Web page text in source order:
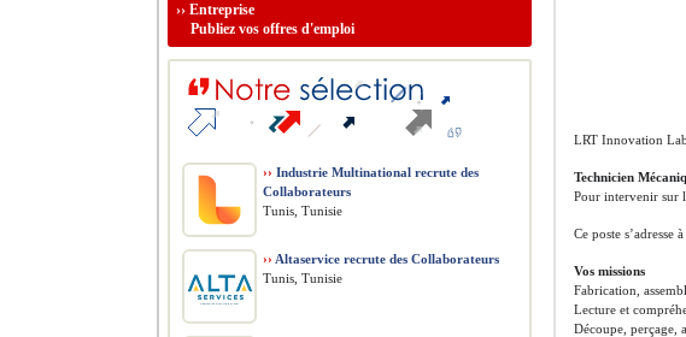
LRT Innovation
Technicien
Pour intervenir sur
Ce poste
Vos missions
Fabrication,
Lecture et
Découpe, perçage,
›› Entreprise
Publiez vos offres d'emploi
›› Industrie Multinational recrute des
Collaborateurs
Tunis, Tunisie
›› Altaservice recrute des Collaborateurs
Tunis, Tunisie